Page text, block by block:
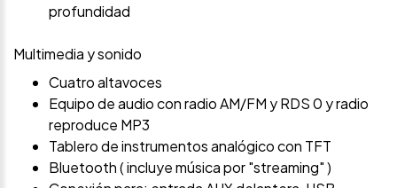
profundidad
Multimedia y sonido
Cuatro altavoces
Equipo de audio con radio AM/FM y RDS 0 y radio
reproduce MP3
Tablero de instrumentos analógico con TFT
Bluetooth ( incluye música por "streaming" )